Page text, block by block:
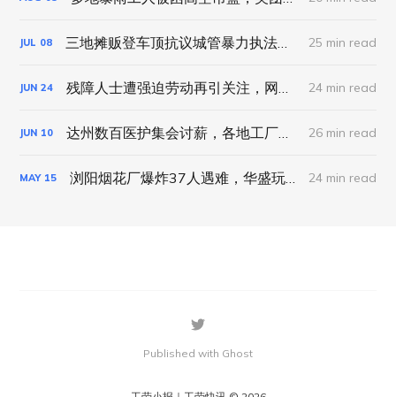
JUL 08 三地摊贩登车顶抗议城管暴力执法，聊城幼师被逼签“自愿离职”｜工劳小报 #87 新闻刊 25 min read
JUN 24 残障人士遭强迫劳动再引关注，网约车司机疲劳驾驶平台被定责｜工劳小报 #86 新闻刊 24 min read
JUN 10 达州数百医护集会讨薪，各地工厂集体维权事件频发｜工劳小报 #85 新闻刊 26 min read
MAY 15 浏阳烟花厂爆炸37人遇难，华盛玩具关厂5000工人集会｜工劳小报 #83 新闻刊 24 min read
Published with Ghost